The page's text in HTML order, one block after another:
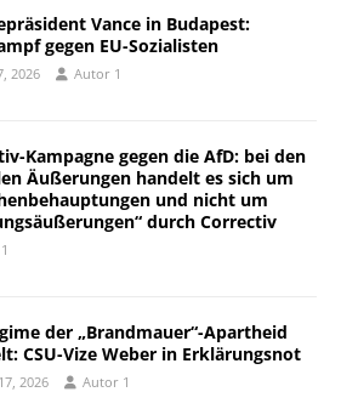
Vance in Budapest:
gegen EU-Sozialisten
2026 Autor 1
Kampagne gegen die AfD: bei den
Äußerungen handelt es sich um
und nicht um
durch Correctiv
der „Brandmauer“-Apartheid
CSU-Vize Weber in Erklärungsnot
2026 Autor 1